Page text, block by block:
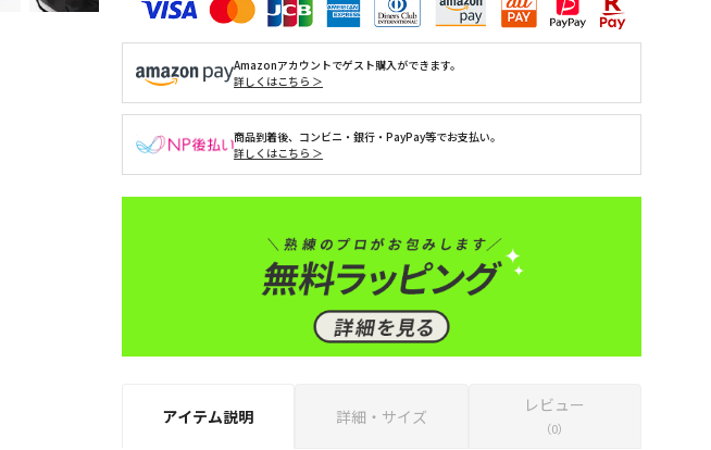
Amazonアカウントでゲスト購入ができます。
詳しくはこちら ＞
商品到着後、コンビニ・銀行・PayPay等でお支払い。
詳しくはこちら ＞
アイテム説明 詳細・サイズ
レビュー
（0）